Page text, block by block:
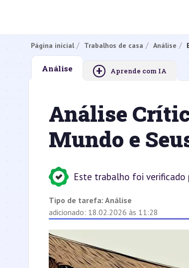
Página inicial Trabalhos de casa Análise
Análise + Aprende com IA
Análise
Mundo e
Este trabalho foi verificado
Tipo de tarefa: Análise
adicionado: 18.02.2026 às 11:28